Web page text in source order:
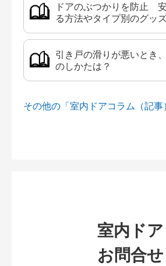
ドアのぶつかりを防止
る方法やタイプ別のグッ
引き戸の滑りが悪いとき
のしかたは？
その他の「室内ドアコラム（記事
室内ドア
お問合せ